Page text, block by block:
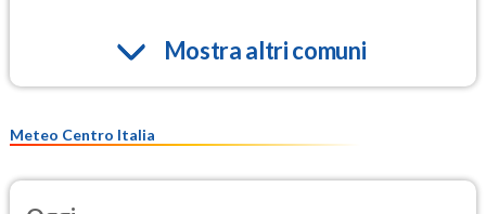
Mostra altri comuni
Meteo Centro Italia